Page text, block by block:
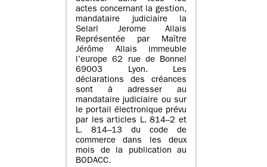
actes concernant la gestion,
mandataire judiciaire la
Selarl Jerome Allais
Représentée par Maître
Jérôme Allais immeuble
l’europe 62 rue de Bonnel
69003 Lyon. Les
déclarations des créances
sont à adresser au
mandataire judiciaire ou sur
le portail électronique prévu
par les articles L. 814–2 et
L. 814–13 du code de
commerce dans les deux
mois de la publication au
BODACC.